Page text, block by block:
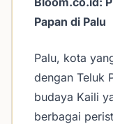
Papan di Palu
Palu, kota
dengan Teluk
budaya Kaili
berbagai